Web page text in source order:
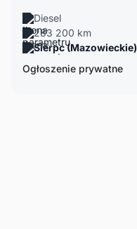
Diesel
283 200 km
Sierpc (Mazowieckie)
Ogłoszenie prywatne